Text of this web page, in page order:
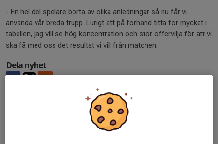
- En hel del spelare borta av olika anledningar så nu får vi
använda vår breda trupp. Lurigt att på förhand titta för mycket i
tabellen, jag vill se hög koncentration och stor offervilja för att vi
ska få med oss det resultat vi vill från matchen.
Dela nyhet